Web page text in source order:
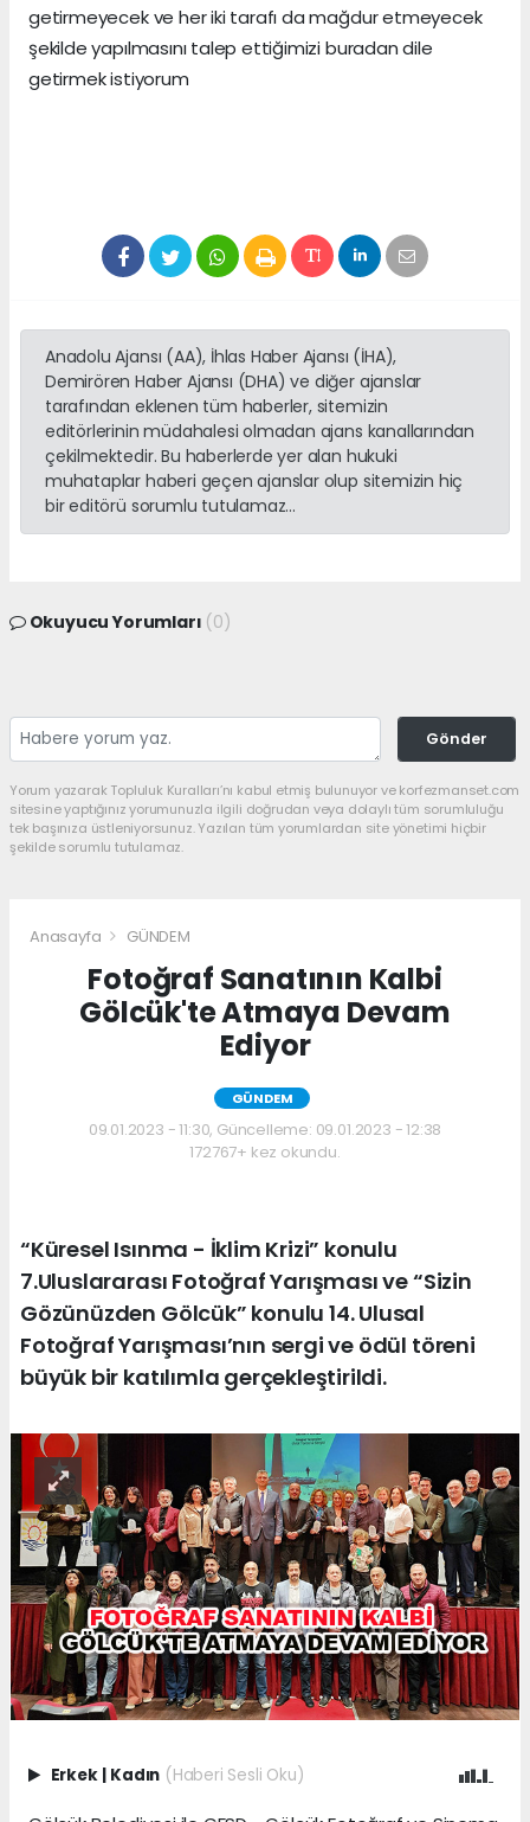
getirmeyecek ve her iki tarafı da mağdur etmeyecek
şekilde yapılmasını talep ettiğimizi buradan dile
getirmek istiyorum
Anadolu Ajansı (AA), İhlas Haber Ajansı (İHA),
Demirören Haber Ajansı (DHA) ve diğer ajanslar
tarafından eklenen tüm haberler, sitemizin
editörlerinin müdahalesi olmadan ajans kanallarından
çekilmektedir. Bu haberlerde yer alan hukuki
muhataplar haberi geçen ajanslar olup sitemizin hiç
bir editörü sorumlu tutulamaz...
Okuyucu Yorumları (0)
Gönder
Yorum yazarak Topluluk Kuralları’nı kabul etmiş bulunuyor ve korfezmanset.com
sitesine yaptığınız yorumunuzla ilgili doğrudan veya dolaylı tüm sorumluluğu
tek başınıza üstleniyorsunuz. Yazılan tüm yorumlardan site yönetimi hiçbir
şekilde sorumlu tutulamaz.
Anasayfa GÜNDEM
Fotoğraf Sanatının Kalbi
Gölcük'te Atmaya Devam
Ediyor
GÜNDEM
09.01.2023 - 11:30, Güncelleme: 09.01.2023 - 12:38
172767+ kez okundu.
“Küresel Isınma - İklim Krizi” konulu
7.Uluslararası Fotoğraf Yarışması ve “Sizin
Gözünüzden Gölcük” konulu 14. Ulusal
Fotoğraf Yarışması’nın sergi ve ödül töreni
büyük bir katılımla gerçekleştirildi.
Erkek | Kadın (Haberi Sesli Oku)